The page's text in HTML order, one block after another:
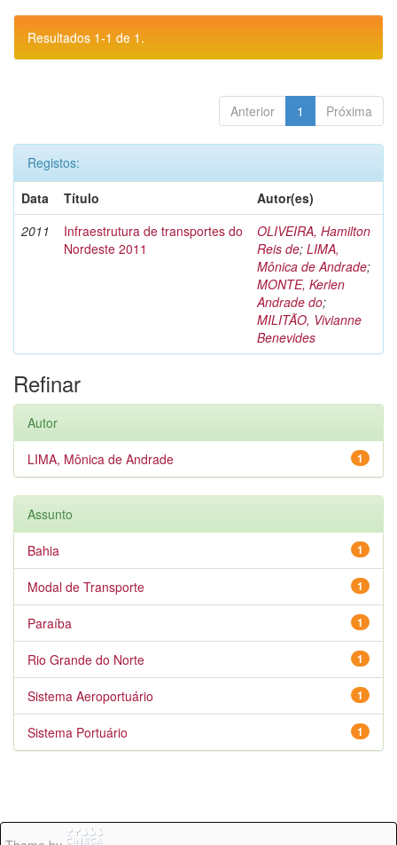
Resultados 1-1 de 1.
Anterior 1 Próxima
Registos:
Data
Título
Autor(es)
2011
Infraestrutura de transportes do
Nordeste 2011
OLIVEIRA, Hamilton
Reis de; LIMA,
Mônica de Andrade;
MONTE, Kerlen
Andrade do;
MILITÃO, Vivianne
Benevides
Refinar
Autor
1
LIMA, Mônica de Andrade
Assunto
1
Bahia
1
Modal de Transporte
1
Paraíba
1
Rio Grande do Norte
1
Sistema Aeroportuário
1
Sistema Portuário